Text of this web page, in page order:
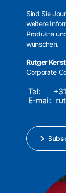
Sind Sie
weitere
Produkte
wünschen.
Rutger
Corporate